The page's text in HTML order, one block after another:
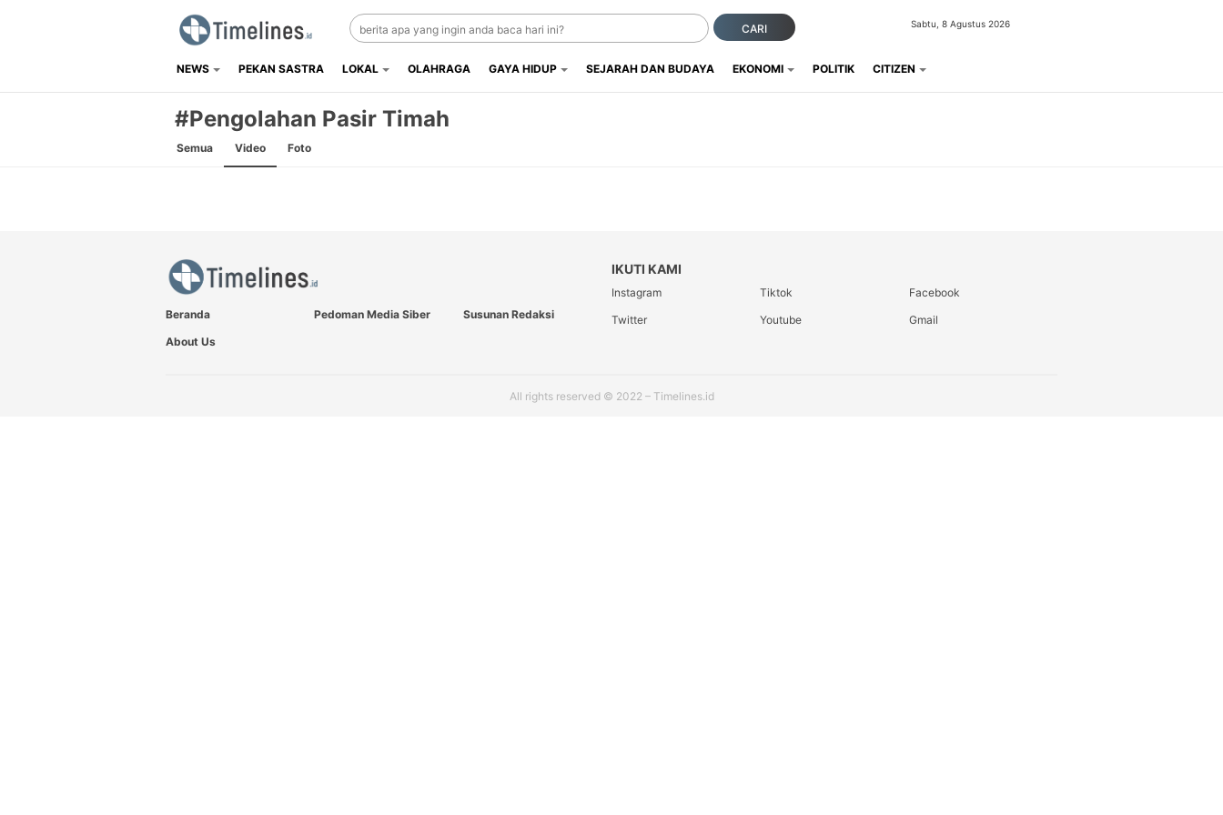
Timelines.id
Media Literasi, Sejarah & Budaya
CARI Sabtu, 8 Agustus 2026
NEWS PEKAN SASTRA LOKAL OLAHRAGA GAYA HIDUP SEJARAH DAN BUDAYA EKONOMI POLITIK CITIZEN
#Pengolahan Pasir Timah
Semua Video Foto
Beranda Pedoman Media Siber
Susunan Redaksi
About Us
IKUTI KAMI
Instagram Tiktok
Facebook
Twitter
Youtube Gmail
All rights reserved © 2022 – Timelines.id